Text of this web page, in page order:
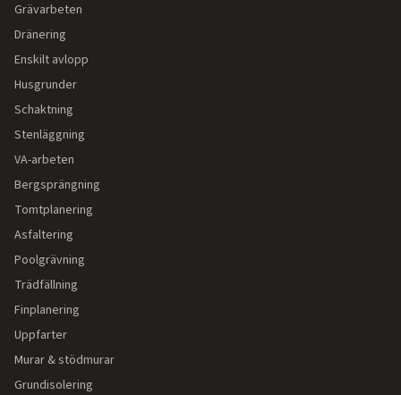
Grävarbeten
Dränering
Enskilt avlopp
Husgrunder
Schaktning
Stenläggning
VA-arbeten
Bergsprängning
Tomtplanering
Asfaltering
Poolgrävning
Trädfällning
Finplanering
Uppfarter
Murar & stödmurar
Grundisolering